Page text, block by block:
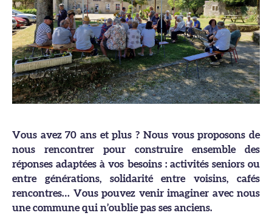
Vous avez 70 ans et plus ? Nous vous proposons de
nous rencontrer pour construire ensemble des
réponses adaptées à vos besoins : activités seniors ou
entre générations, solidarité entre voisins, cafés
rencontres… Vous pouvez venir imaginer avec nous
une commune qui n’oublie pas ses anciens.